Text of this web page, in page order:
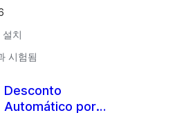
치
시험됨
Desconto
Automático por